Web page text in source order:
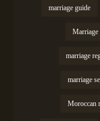
marriage guide
Marriage
marriage
marriage
Moroccan